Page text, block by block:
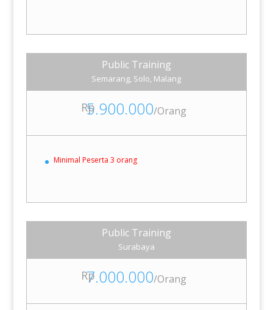
Public Training
Semarang, Solo, Malang
Rp
5.900.000/Orang
Minimal Peserta 3 orang
Public Training
Surabaya
Rp
7.000.000/Orang